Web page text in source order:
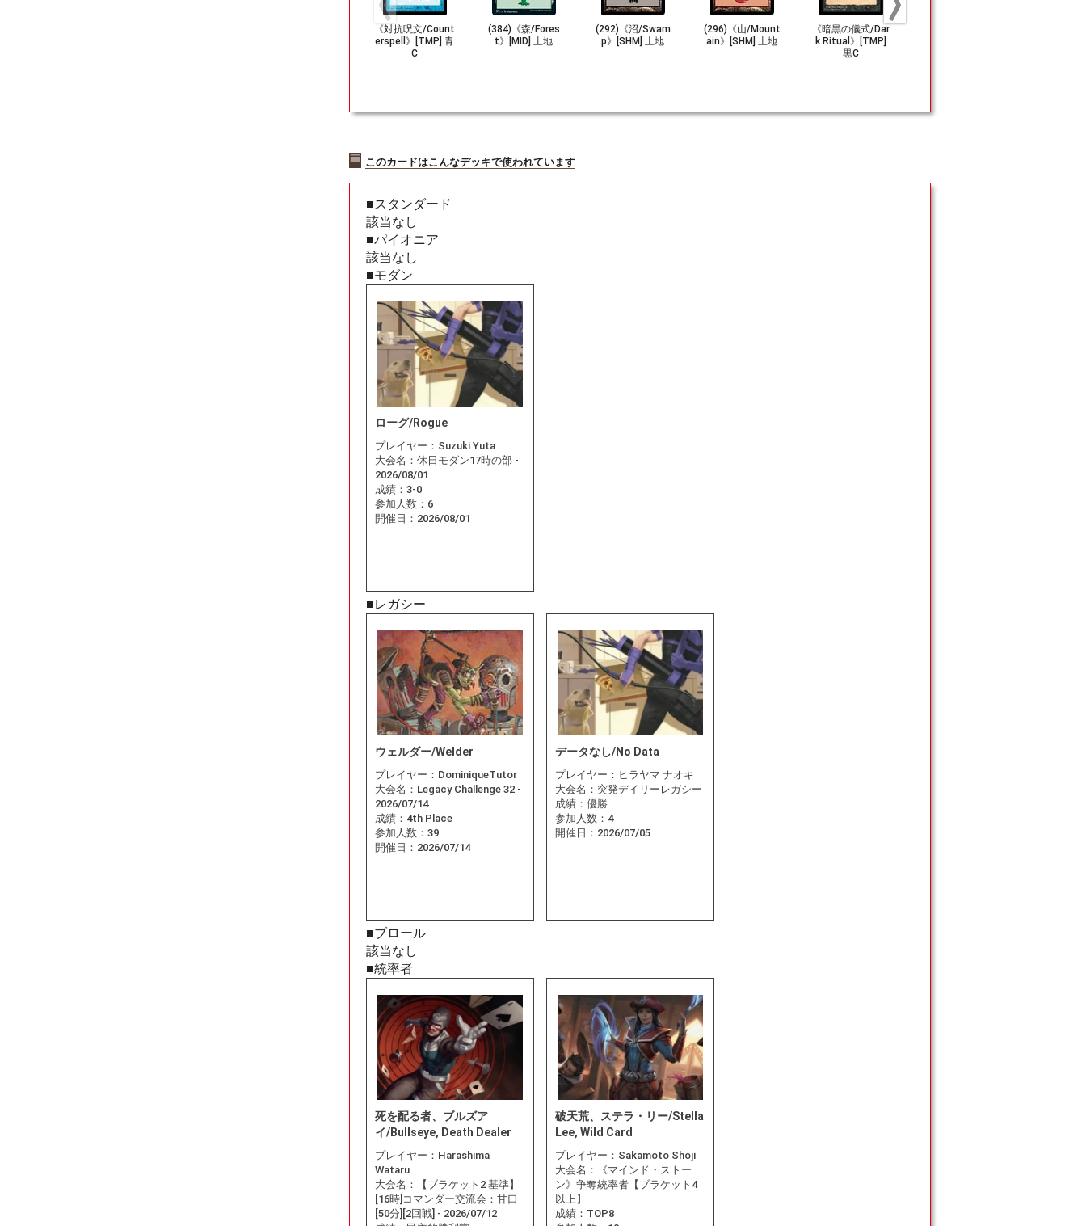
《対抗呪文/Count
erspell》[TMP] 青
C
(384)《森/Fores
t》[MID] 土地
(292)《沼/Swam
p》[SHM] 土地
(296)《山/Mount
ain》[SHM] 土地
《暗黒の儀式/Dar
k Ritual》[TMP]
黒C
このカードはこんなデッキで使われています
■スタンダード
該当なし
■パイオニア
該当なし
■モダン
ローグ/Rogue
プレイヤー： Suzuki Yuta
大会名： 休日モダン17時の部 -
2026/08/01
成績： 3-0
参加人数： 6
開催日： 2026/08/01
■レガシー
ウェルダー/Welder
プレイヤー： DominiqueTutor
大会名： Legacy Challenge 32 -
2026/07/14
成績： 4th Place
参加人数： 39
開催日： 2026/07/14
データなし/No Data
プレイヤー： ヒラヤマ ナオキ
大会名： 突発デイリーレガシー
成績： 優勝
参加人数： 4
開催日： 2026/07/05
■ブロール
該当なし
■統率者
死を配る者、ブルズア
イ/Bullseye, Death Dealer
プレイヤー： Harashima
Wataru
大会名：
【ブラケット2 基準】
[16時]コマンダー交流会：甘口
[50分][2回戦] - 2026/07/12
破天荒、ステラ・リー/Stella
Lee, Wild Card
プレイヤー： Sakamoto Shoji
大会名：
《マインド・ストー
ン》争奪統率者【ブラケット4
以上】
成績： TOP8